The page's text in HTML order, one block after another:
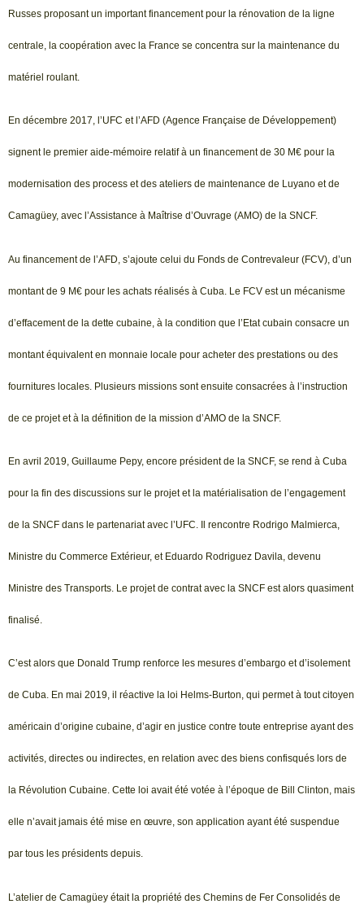
Russes proposant un important financement pour la rénovation de la ligne
centrale, la coopération avec la France se concentra sur la maintenance du
matériel roulant.
En décembre 2017, l’UFC et l’AFD (Agence Française de Développement)
signent le premier aide-mémoire relatif à un financement de 30 M€ pour la
modernisation des process et des ateliers de maintenance de Luyano et de
Camagüey, avec l’Assistance à Maîtrise d’Ouvrage (AMO) de la SNCF.
Au financement de l’AFD, s’ajoute celui du Fonds de Contrevaleur (FCV), d’un
montant de 9 M€ pour les achats réalisés à Cuba. Le FCV est un mécanisme
d’effacement de la dette cubaine, à la condition que l’Etat cubain consacre un
montant équivalent en monnaie locale pour acheter des prestations ou des
fournitures locales. Plusieurs missions sont ensuite consacrées à l’instruction
de ce projet et à la définition de la mission d’AMO de la SNCF.
En avril 2019, Guillaume Pepy, encore président de la SNCF, se rend à Cuba
pour la fin des discussions sur le projet et la matérialisation de l’engagement
de la SNCF dans le partenariat avec l’UFC. Il rencontre Rodrigo Malmierca,
Ministre du Commerce Extérieur, et Eduardo Rodriguez Davila, devenu
Ministre des Transports. Le projet de contrat avec la SNCF est alors quasiment
finalisé.
C’est alors que Donald Trump renforce les mesures d’embargo et d’isolement
de Cuba. En mai 2019, il réactive la loi Helms-Burton, qui permet à tout citoyen
américain d’origine cubaine, d’agir en justice contre toute entreprise ayant des
activités, directes ou indirectes, en relation avec des biens confisqués lors de
la Révolution Cubaine. Cette loi avait été votée à l’époque de Bill Clinton, mais
elle n’avait jamais été mise en œuvre, son application ayant été suspendue
par tous les présidents depuis.
L’atelier de Camagüey était la propriété des Chemins de Fer Consolidés de